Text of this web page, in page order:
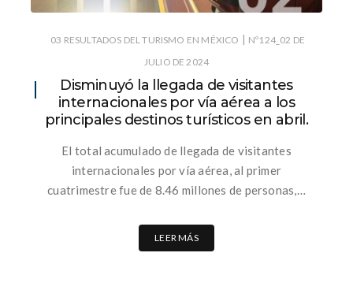
03 RESULTADOS DEL TURISMO EN MÉXICO | Nº124_02 DE
JULIO DE 2024
Disminuyó la llegada de visitantes
internacionales por vía aérea a los
principales destinos turísticos en abril.
El total acumulado de llegada de visitantes
internacionales por vía aérea, al primer
cuatrimestre fue de 8.46 millones de personas,…
LEER MÁS